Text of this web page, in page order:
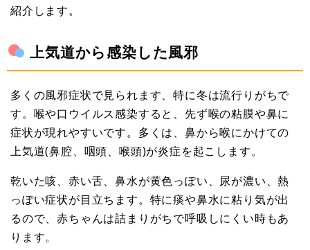
紹介します。
上気道から感染した風邪
多くの風邪症状で見られます、特に冬は流行りがちで
す。喉や口ウイルス感染すると、先ず喉の粘膜や鼻に
症状が現れやすいです。多くは、鼻から喉にかけての
上気道(鼻腔、咽頭、喉頭)が炎症を起こします。
乾いた咳、赤い舌、鼻水が黄色っぽい、尿が濃い、熱
っぽい症状が目立ちます。特に痰や鼻水に粘り気が出
るので、赤ちゃんは詰まりがちで呼吸しにくい時もあ
ります。